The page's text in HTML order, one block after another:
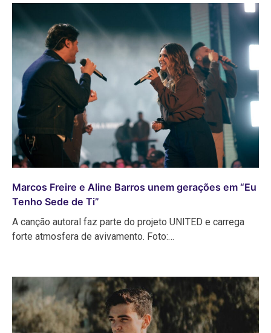
Marcos Freire e Aline Barros unem gerações em “Eu
Tenho Sede de Ti”
A canção autoral faz parte do projeto UNITED e carrega
forte atmosfera de avivamento. Foto:…